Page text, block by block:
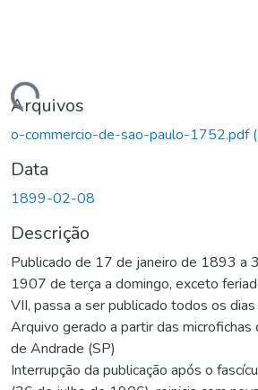
Arquivos
o-commercio-de-sao-paulo-1752.pdf
Data
1899-02-08
Descrição
Publicado de 17 de janeiro de 1893 a
1907 de terça a domingo, exceto
VII, passa a ser publicado todos os dias
Arquivo gerado a partir das microfichas
de Andrade (SP)
Interrupção da publicação após o